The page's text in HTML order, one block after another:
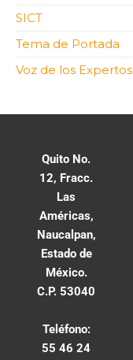
SICT
Tema de Portada
Voz de los Expertos
Quito No.
12, Fracc.
Las
Américas,
Naucalpan,
Estado de
México.
C.P. 53040
Teléfono:
55 46 24